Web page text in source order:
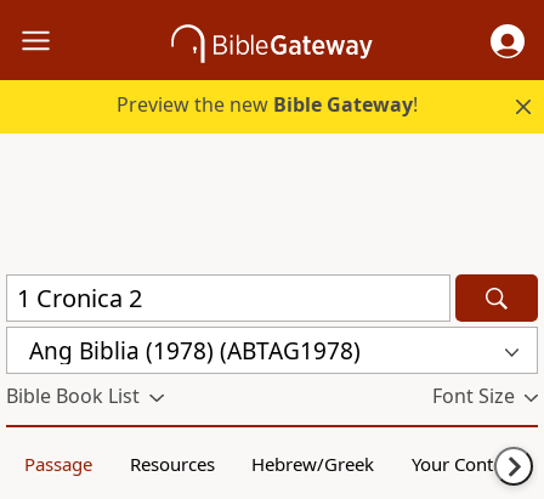
Preview the new Bible Gateway!
Ang Biblia (1978) (ABTAG1978)
Bible Book List Font Size
Passage Resources Hebrew/Greek Your Content